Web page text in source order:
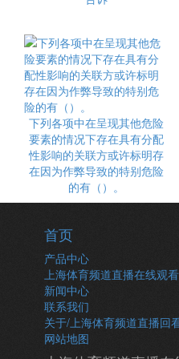
下列各项中在呈现其他危险
要素的情况下存在具有分配
性影响的关联方或许标明存
在因为作弊导致的特别危险
的有（）。
首页
产品中心
上海体育频道直播在线观看
新闻中心
联系我们
关于/上海体育频道直播回
网站地图